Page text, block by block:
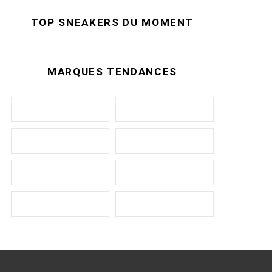
TOP SNEAKERS DU MOMENT
MARQUES TENDANCES